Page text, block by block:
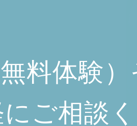
料体験）
ご相談